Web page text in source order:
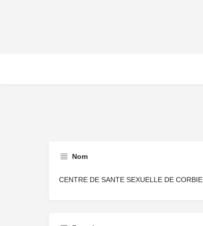
Nom
CENTRE DE SANTE SEXUELLE DE CORBIE